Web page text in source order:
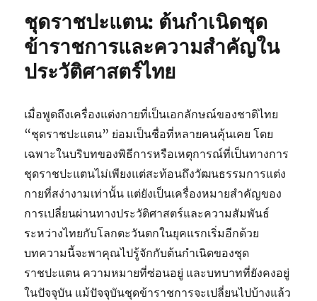
ชุดราชปะแตน: ต้นกำเนิดชุด
ข้าราชการและความสำคัญใน
ประวัติศาสตร์ไทย
เมื่อพูดถึงเครื่องแต่งกายที่เป็นเอกลักษณ์ของชาติไทย
“ชุดราชปะแตน” ย่อมเป็นชื่อที่หลายคนคุ้นเคย โดย
เฉพาะในบริบทของพิธีการหรือเหตุการณ์ที่เป็นทางการ
ชุดราชปะแตนไม่เพียงแต่สะท้อนถึงวัฒนธรรมการแต่ง
กายที่สง่างามเท่านั้น แต่ยังเป็นเครื่องหมายสำคัญของ
การเปลี่ยนผ่านทางประวัติศาสตร์และความสัมพันธ์
ระหว่างไทยกับโลกตะวันตกในยุคแรกเริ่มอีกด้วย
บทความนี้จะพาคุณไปรู้จักกับต้นกำเนิดของชุด
ราชปะแตน ความหมายที่ซ่อนอยู่ และบทบาทที่ยังคงอยู่
ในปัจจุบัน แม้ปัจจุบันชุดข้าราชการจะเปลี่ยนไปบ้างแล้ว